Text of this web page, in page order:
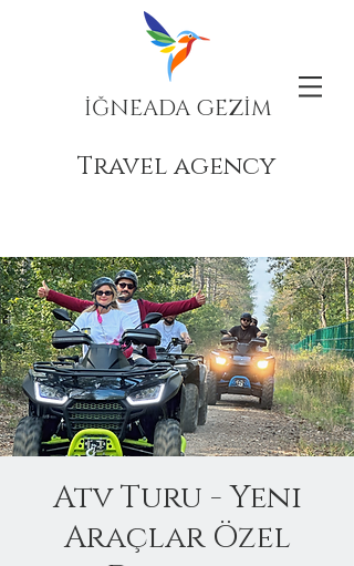
İĞNEADA GEZİM
Travel agency
Atv Turu - Yeni
Araçlar Özel